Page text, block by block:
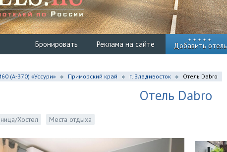
Бронировать Реклама на сайте Добавить отель
(А-370) «Уссури» Приморский край г. Владивосток Отель Dabro
Отель Dabro
Хостел Места отдыха